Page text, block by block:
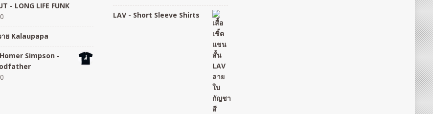
- LONG LIFE FUNK
าย Kalaupapa
Simpson -
LAV - Short Sleeve Shirts